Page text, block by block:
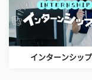
インターンシッ